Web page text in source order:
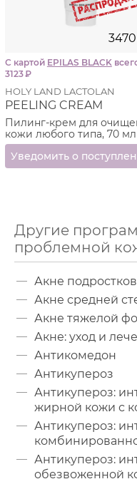
3470
С картой EPILAS BLACK
3123₽
HOLY LAND LACTOLAN
PEELING CREAM
Пилинг-крем для
кожи любого типа, 70 мл
Другие
проблемной
Акне
Акне средней
Акне тяжелой
Акне: уход и
Антикомедон
Антикупероз
Антикупероз:
жирной кожи с
Антикупероз:
Антикупероз:
обезвоженной